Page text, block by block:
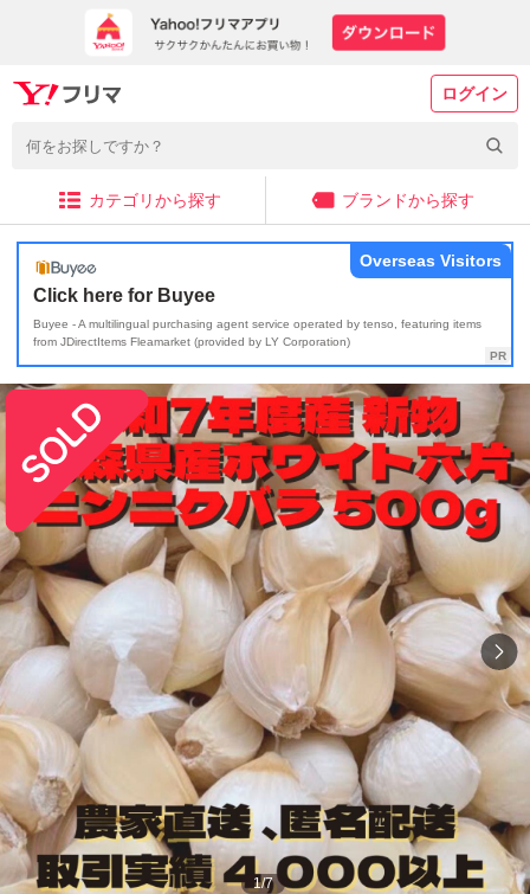
ログイン
カテゴリから探す ブランドから探す
Click here for Buyee
Buyee - A multilingual purchasing agent service operated by tenso, featuring items
from JDirectItems Fleamarket (provided by LY Corporation)
Overseas Visitors
1/7